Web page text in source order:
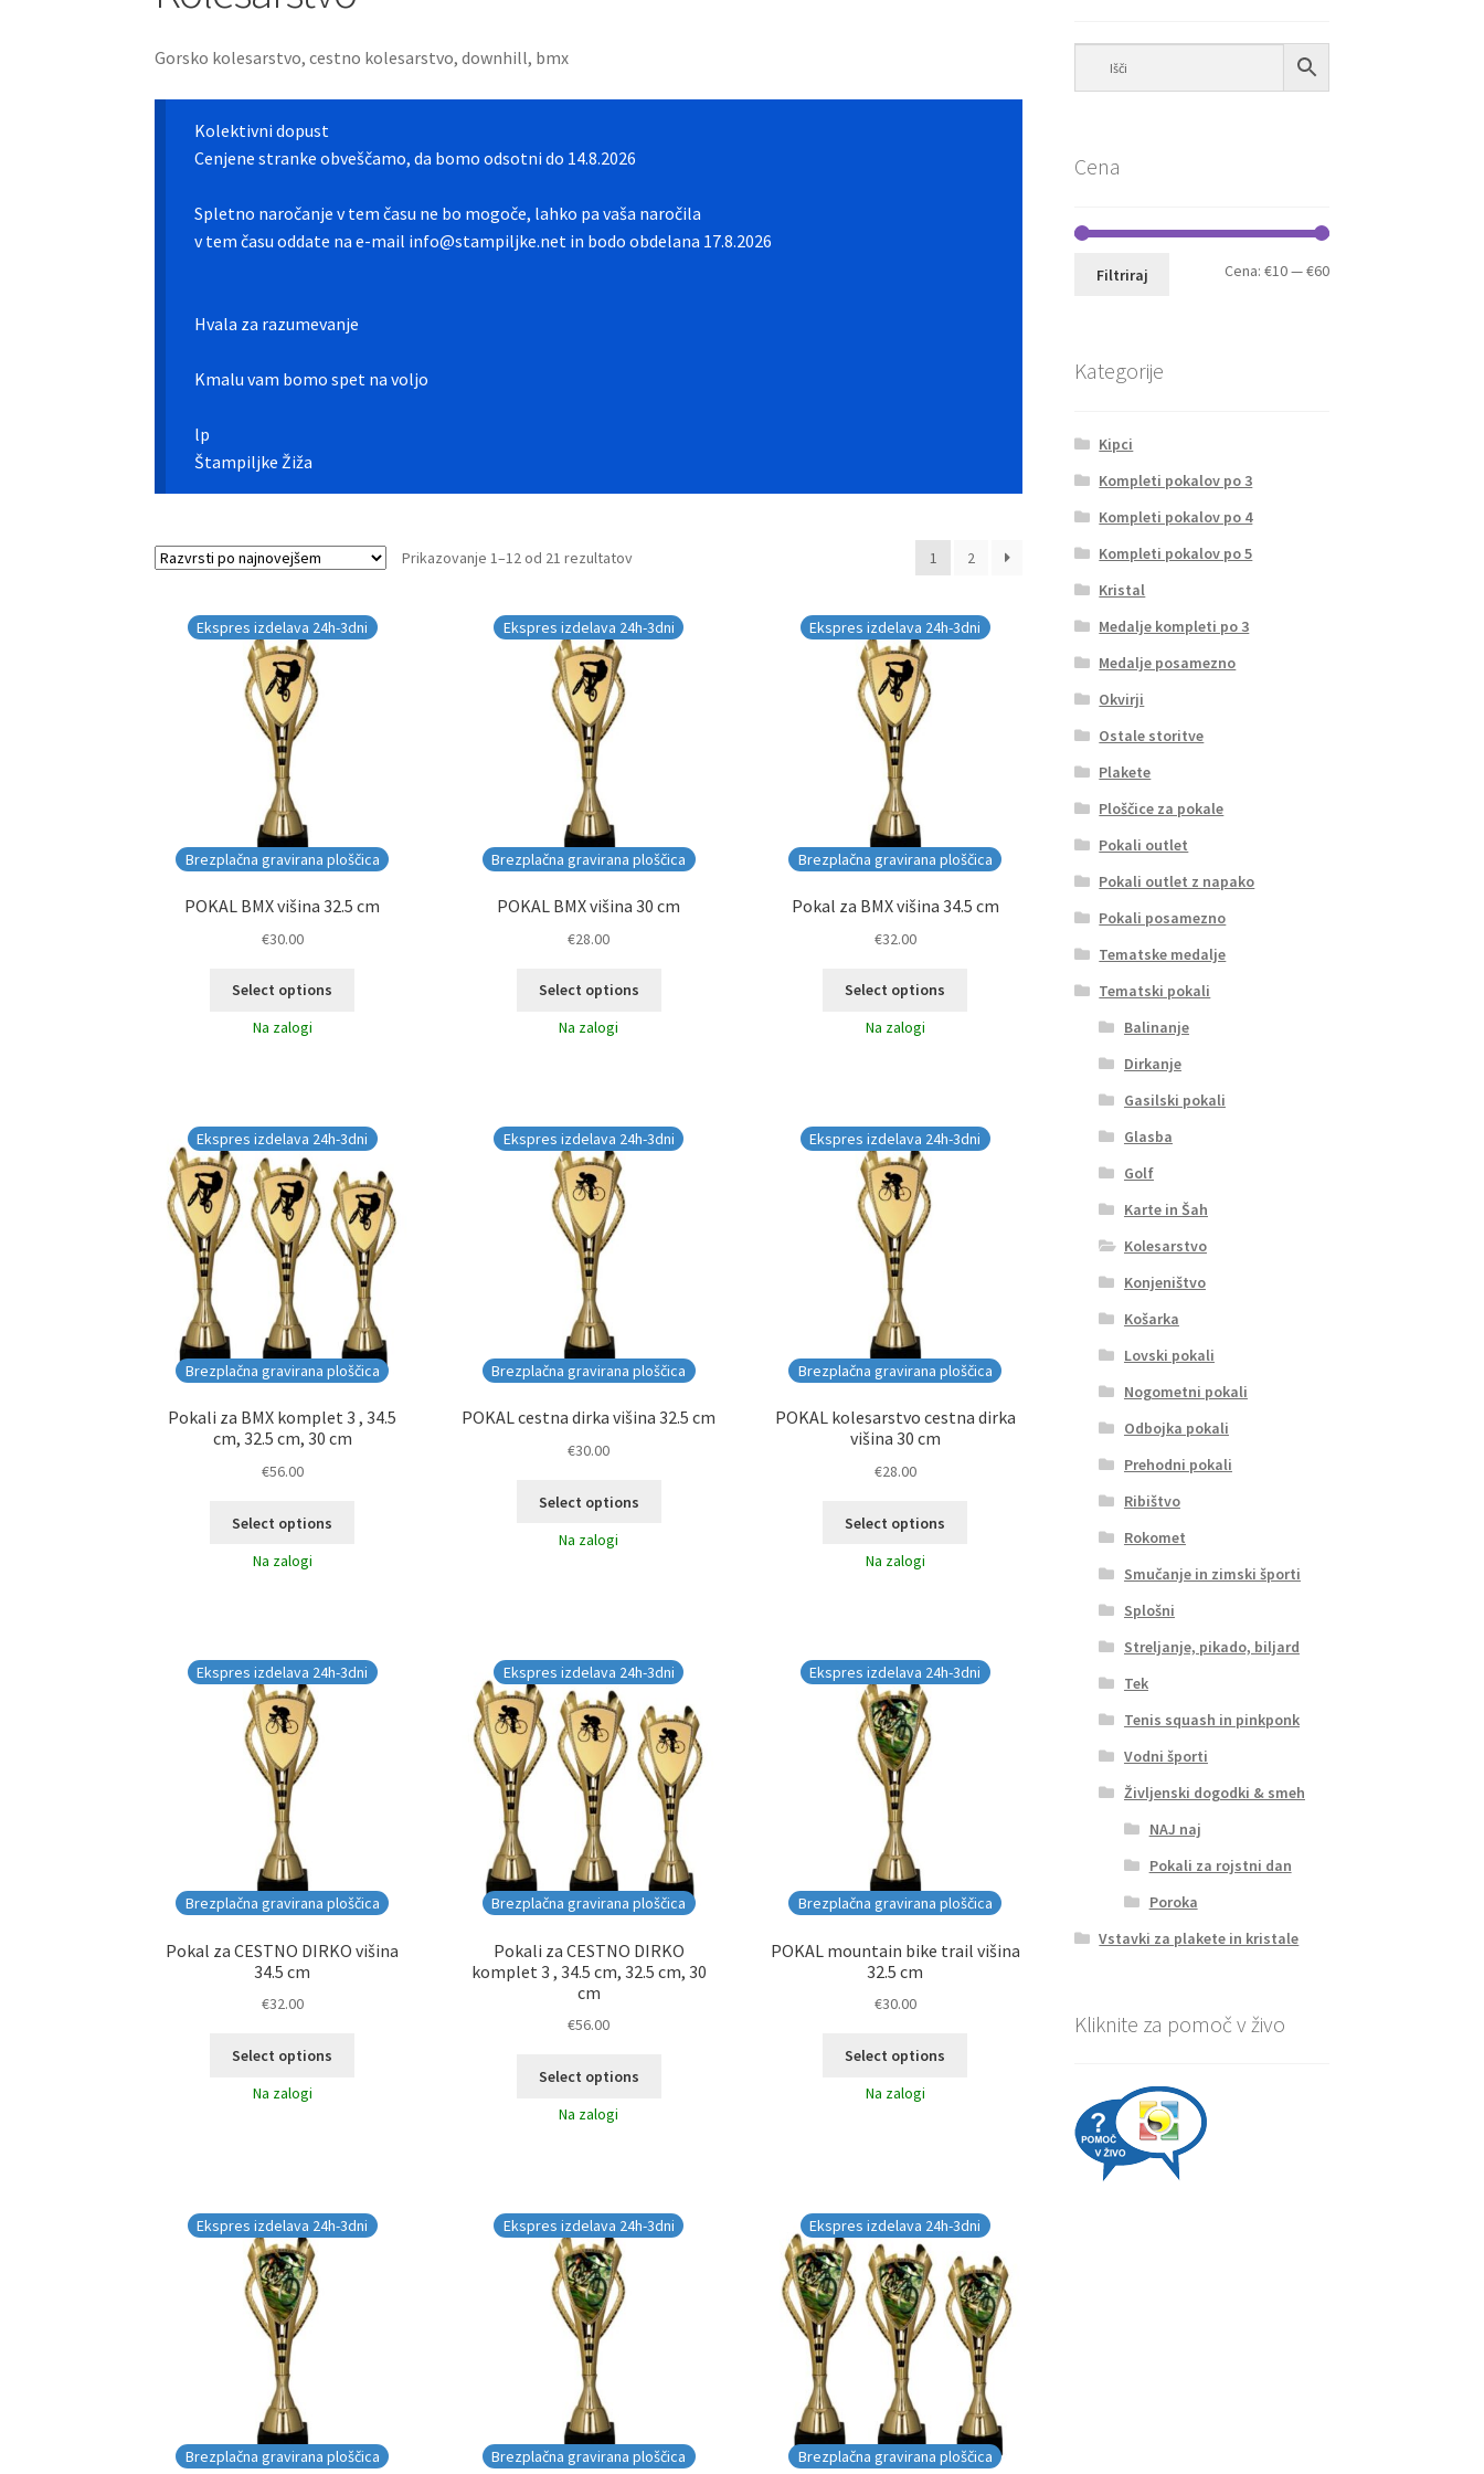
Gorsko kolesarstvo, cestno kolesarstvo, downhill, bmx
Kolektivni dopust
Cenjene stranke obveščamo, da bomo odsotni do 14.8.2026
Spletno naročanje v tem času ne bo mogoče, lahko pa vaša naročila
v tem času oddate na e-mail info@stampiljke.net in bodo obdelana 17.8.2026
Hvala za razumevanje
Kmalu vam bomo spet na voljo
lp
Štampiljke Žiža
Prikazovanje 1–12 od 21 rezultatovRazvrščeno
1 2
Brezplačna gravirana ploščica
Ekspres izdelava 24h-3dni
POKAL BMX višina 32.5 cm
€30.00
Select options
Na zalogi
Brezplačna gravirana ploščica
Ekspres izdelava 24h-3dni
POKAL BMX višina 30 cm
€28.00
Select options
Na zalogi
Brezplačna gravirana ploščica
Ekspres izdelava 24h-3dni
Pokal za BMX višina 34.5 cm
€32.00
Select options
Na zalogi
Brezplačna gravirana ploščica
Ekspres izdelava 24h-3dni
Pokali za BMX komplet 3 , 34.5
cm, 32.5 cm, 30 cm
€56.00
Select options
Na zalogi
Brezplačna gravirana ploščica
Ekspres izdelava 24h-3dni
POKAL cestna dirka višina 32.5 cm
€30.00
Select options
Na zalogi
Brezplačna gravirana ploščica
Ekspres izdelava 24h-3dni
POKAL kolesarstvo cestna dirka
višina 30 cm
€28.00
Select options
Na zalogi
Brezplačna gravirana ploščica
Ekspres izdelava 24h-3dni
Pokal za CESTNO DIRKO višina
34.5 cm
€32.00
Select options
Na zalogi
Brezplačna gravirana ploščica
Ekspres izdelava 24h-3dni
Pokali za CESTNO DIRKO
komplet 3 , 34.5 cm, 32.5 cm, 30
cm
€56.00
Select options
Na zalogi
Brezplačna gravirana ploščica
Ekspres izdelava 24h-3dni
POKAL mountain bike trail višina
32.5 cm
€30.00
Select options
Na zalogi
Brezplačna gravirana ploščica
Ekspres izdelava 24h-3dni
Brezplačna gravirana ploščica
Ekspres izdelava 24h-3dni
Brezplačna gravirana ploščica
Ekspres izdelava 24h-3dni
Cena
Min
Max
Filtriraj Cena: €10—€60
Kategorije
Kipci
Kompleti pokalov po 3
Kompleti pokalov po 4
Kompleti pokalov po 5
Kristal
Medalje kompleti po 3
Medalje posamezno
Okvirji
Ostale storitve
Plakete
Ploščice za pokale
Pokali outlet
Pokali outlet z napako
Pokali posamezno
Tematske medalje
Tematski pokali
Balinanje
Dirkanje
Gasilski pokali
Glasba
Golf
Karte in Šah
Kolesarstvo
Konjeništvo
Košarka
Lovski pokali
Nogometni pokali
Odbojka pokali
Prehodni pokali
Ribištvo
Rokomet
Smučanje in zimski športi
Splošni
Streljanje, pikado, biljard
Tek
Tenis squash in pinkponk
Vodni športi
Življenski dogodki & smeh
NAJ naj
Pokali za rojstni dan
Poroka
Vstavki za plakete in kristale
Kliknite za pomoč v živo